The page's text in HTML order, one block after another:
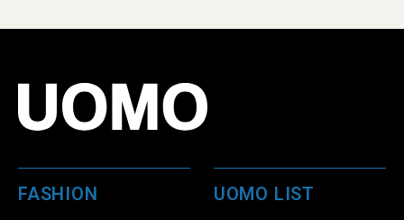
FASHION UOMO LIST